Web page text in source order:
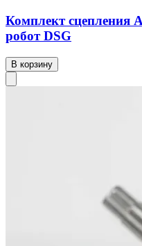
Комплект
робот DSG
В корзину